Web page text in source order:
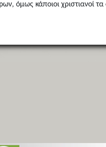
όμως κάποιοι χριστιανοί